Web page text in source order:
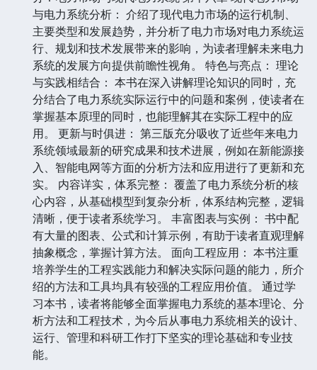
与电力系统分析： 介绍了现代电力市场的运行机制、
主要类型和发展趋势，并分析了电力市场对电力系统运
行、规划和技术发展带来的影响，为读者理解未来电力
系统的发展方向提供前瞻性视角。 特色与亮点： 理论
与实践相结合： 本书在深入讲解理论知识的同时，充
分结合了电力系统实际运行中的问题和案例，使读者在
掌握基本原理的同时，也能理解其在实际工程中的应
用。 更新与时俱进： 第三版充分吸收了近些年来电力
系统领域最新的研究成果和技术进展，例如在新能源接
入、智能电网等方面的分析方法和应用进行了更新和充
实。 内容详实，体系完整： 覆盖了电力系统分析的核
心内容，从基础模型到复杂分析，体系结构完整，逻辑
清晰，便于读者系统学习。 丰富图表与实例： 书中配
有大量的图表、公式和计算示例，有助于读者直观理解
抽象概念，掌握计算方法。 面向工程应用： 本书注重
培养学生的工程实践能力和解决实际问题的能力，所介
绍的方法和工具均具有较强的工程应用价值。 通过学
习本书，读者将能够全面掌握电力系统的基本理论、分
析方法和工程技术，为今后从事电力系统相关的设计、
运行、管理和科研工作打下坚实的理论基础和专业技
能。